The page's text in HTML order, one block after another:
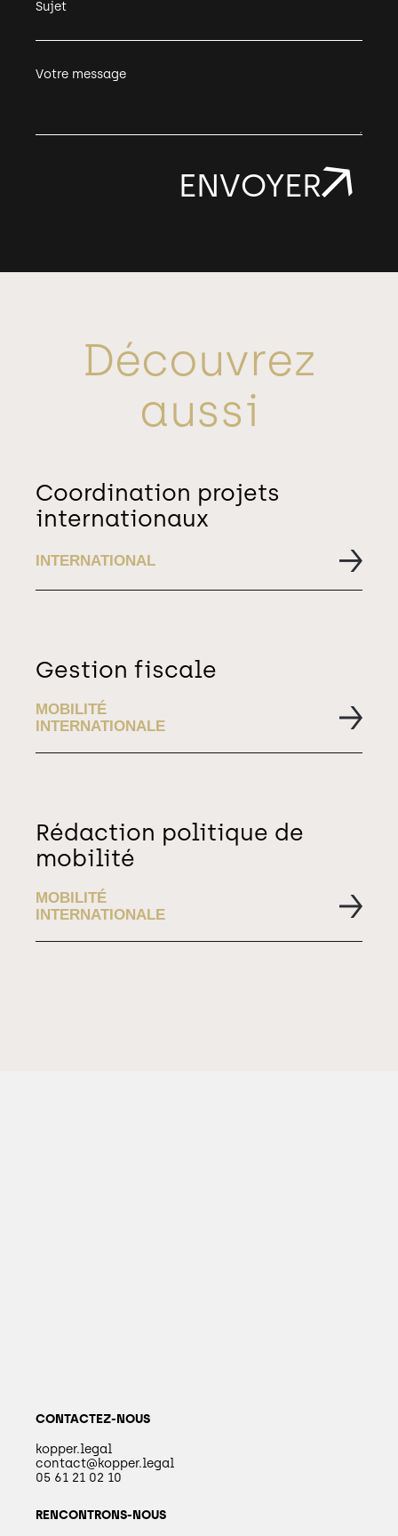
Sujet
Votre message
Découvrez
aussi
Coordination projets
internationaux
INTERNATIONAL
Gestion fiscale
MOBILITÉ
INTERNATIONALE
Rédaction politique de
mobilité
MOBILITÉ
INTERNATIONALE
CONTACTEZ-NOUS
kopper.legal
contact@kopper.legal
05 61 21 02 10
RENCONTRONS-NOUS